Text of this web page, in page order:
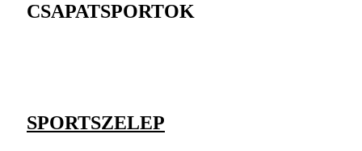
CSAPATSPORTOK
SPORTSZELEP